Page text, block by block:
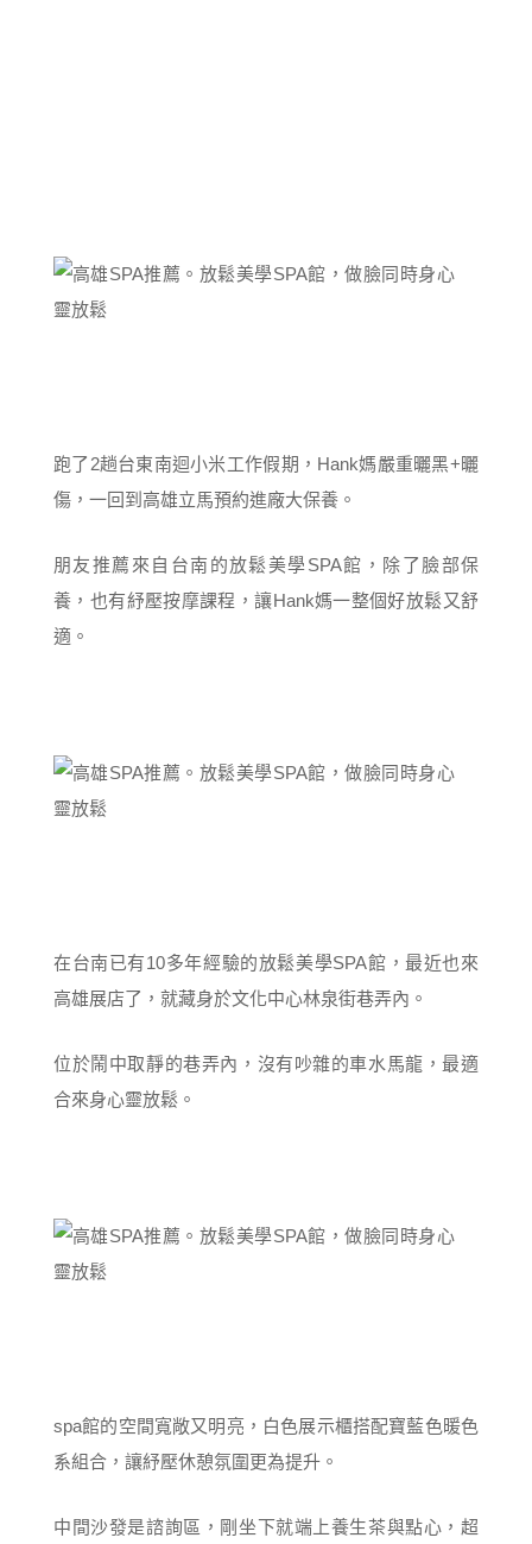
跑了2趟台東南迴小米工作假期，Hank媽嚴重曬黑+曬
傷，一回到高雄立馬預約進廠大保養。
朋友推薦來自台南的放鬆美學SPA館，除了臉部保
養，也有紓壓按摩課程，讓Hank媽一整個好放鬆又舒
適。
在台南已有10多年經驗的放鬆美學SPA館，最近也來
高雄展店了，就藏身於文化中心林泉街巷弄內。
位於鬧中取靜的巷弄內，沒有吵雜的車水馬龍，最適
合來身心靈放鬆。
spa館的空間寬敞又明亮，白色展示櫃搭配寶藍色暖色
系組合，讓紓壓休憩氛圍更為提升。
中間沙發是諮詢區，剛坐下就端上養生茶與點心，超